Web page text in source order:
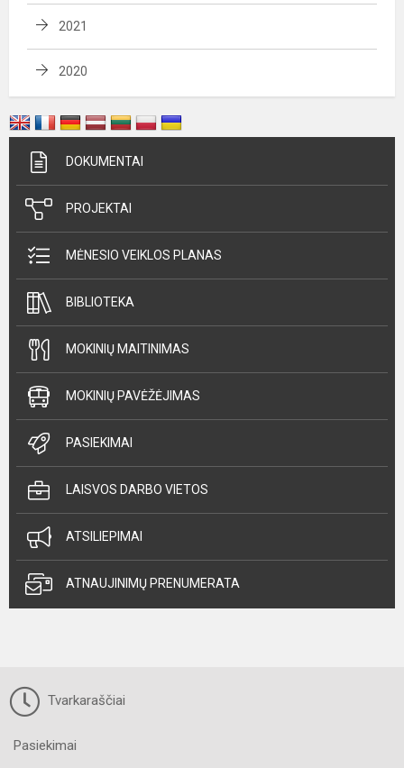
2021
2020
DOKUMENTAI
PROJEKTAI
MĖNESIO VEIKLOS PLANAS
BIBLIOTEKA
MOKINIŲ MAITINIMAS
MOKINIŲ PAVĖŽĖJIMAS
PASIEKIMAI
LAISVOS DARBO VIETOS
ATSILIEPIMAI
ATNAUJINIMŲ PRENUMERATA
Tvarkaraščiai
Pasiekimai